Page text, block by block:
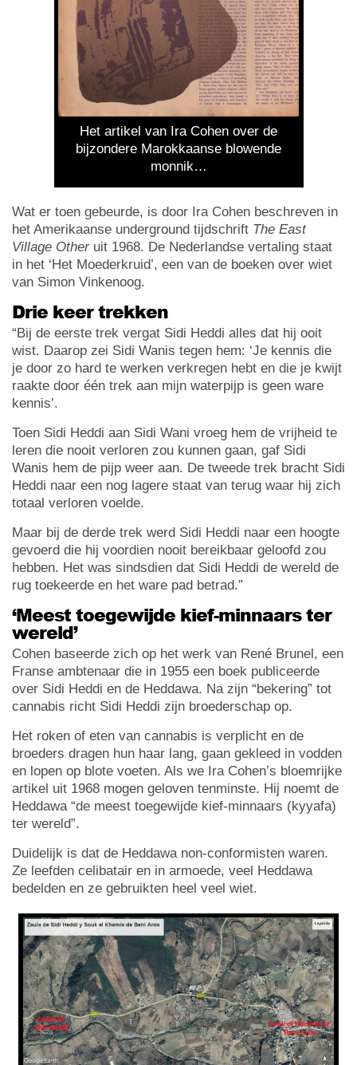
Het artikel van Ira Cohen over de
bijzondere Marokkaanse blowende
monnik…
Wat er toen gebeurde, is door Ira Cohen beschreven in
het Amerikaanse underground tijdschrift The East
Village Other uit 1968. De Nederlandse vertaling staat
in het ‘Het Moederkruid’, een van de boeken over wiet
van Simon Vinkenoog.
Drie keer trekken
“Bij de eerste trek vergat Sidi Heddi alles dat hij ooit
wist. Daarop zei Sidi Wanis tegen hem: ‘Je kennis die
je door zo hard te werken verkregen hebt en die je kwijt
raakte door één trek aan mijn waterpijp is geen ware
kennis’.
Toen Sidi Heddi aan Sidi Wani vroeg hem de vrijheid te
leren die nooit verloren zou kunnen gaan, gaf Sidi
Wanis hem de pijp weer aan. De tweede trek bracht Sidi
Heddi naar een nog lagere staat van terug waar hij zich
totaal verloren voelde.
Maar bij de derde trek werd Sidi Heddi naar een hoogte
gevoerd die hij voordien nooit bereikbaar geloofd zou
hebben. Het was sindsdien dat Sidi Heddi de wereld de
rug toekeerde en het ware pad betrad.”
‘Meest toegewijde kief-minnaars ter
wereld’
Cohen baseerde zich op het werk van René Brunel, een
Franse ambtenaar die in 1955 een boek publiceerde
over Sidi Heddi en de Heddawa. Na zijn “bekering” tot
cannabis richt Sidi Heddi zijn broederschap op.
Het roken of eten van cannabis is verplicht en de
broeders dragen hun haar lang, gaan gekleed in vodden
en lopen op blote voeten. Als we Ira Cohen’s bloemrijke
artikel uit 1968 mogen geloven tenminste. Hij noemt de
Heddawa “de meest toegewijde kief-minnaars (kyyafa)
ter wereld”.
Duidelijk is dat de Heddawa non-conformisten waren.
Ze leefden celibatair en in armoede, veel Heddawa
bedelden en ze gebruikten heel veel wiet.